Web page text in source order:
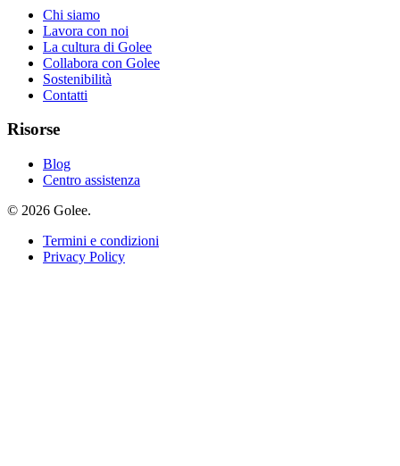
Chi siamo
Lavora con noi
La cultura di Golee
Collabora con Golee
Sostenibilità
Contatti
Risorse
Blog
Centro assistenza
© 2026 Golee.
Termini e condizioni
Privacy Policy